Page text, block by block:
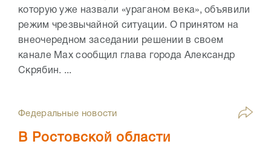
которую уже назвали «ураганом века», объявили
режим чрезвычайной ситуации. О принятом на
внеочередном заседании решении в своем
канале Max сообщил глава города Александр
Скрябин. ...
Федеральные новости
В Ростовской области